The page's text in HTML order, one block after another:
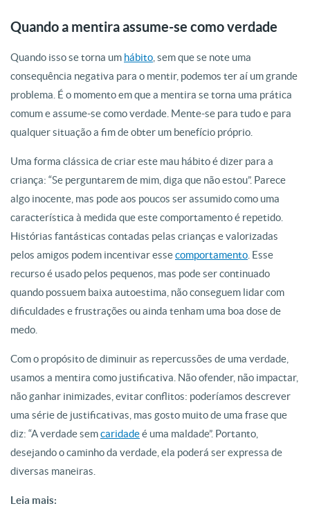
Quando a mentira assume-se como verdade
Quando isso se torna um hábito, sem que se note uma
consequência negativa para o mentir, podemos ter aí um grande
problema. É o momento em que a mentira setorna uma prática
comum e assume-se comoverdade. Mente-se para tudo e para
qualquer situaçãoa fim de obter um benefício próprio.
Uma forma clássica de criar este mau hábito é dizer para a
criança: “Se perguntarem de mim, diga que nãoestou”. Parece
algo inocente, mas pode aos poucos ser assumido como uma
característica à medida que este comportamento é repetido.
Histórias fantásticas contadas pelas crianças e valorizadas
pelos amigos podem incentivar essecomportamento. Esse
recurso é usado pelos pequenos, mas pode ser continuado
quando possuem baixa autoestima, nãoconseguem lidar com
dificuldades e frustrações ou ainda tenham uma boa dose de
medo.
Como propósito de diminuir as repercussões de uma verdade,
usamos a mentira como justificativa. Nãoofender, não impactar,
nãoganhar inimizades, evitar conflitos: poderíamos descrever
uma série de justificativas, mas gosto muito de uma frase que
diz: “Averdadesemcaridadeé uma maldade”. Portanto,
desejandoocaminhoda verdade, ela poderá ser expressa de
diversas maneiras.
Leia mais: